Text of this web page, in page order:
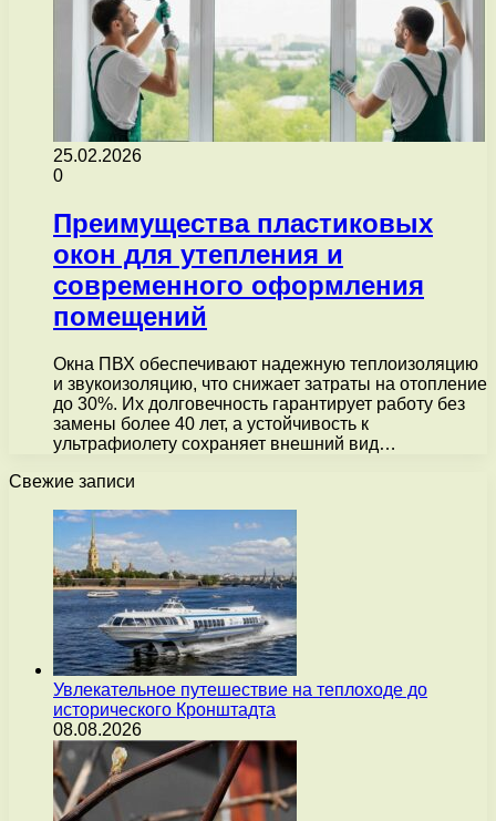
25.02.2026
0
Преимущества пластиковых
окон для утепления и
современного оформления
помещений
Окна ПВХ обеспечивают надежную теплоизоляцию
и звукоизоляцию, что снижает затраты на отопление
до 30%. Их долговечность гарантирует работу без
замены более 40 лет, а устойчивость к
ультрафиолету сохраняет внешний вид…
Свежие записи
Увлекательное путешествие на теплоходе до
исторического Кронштадта
08.08.2026